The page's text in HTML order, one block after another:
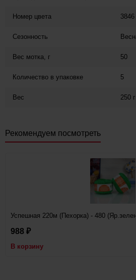
Номер цвета 3846
Сезонность
Вес мотка, г 50
Количество в упаковке 5
Вес 250 г
Рекомендуем посмотреть
Успешная 220м (Пехорка) - 480
988 ₽
В корзину